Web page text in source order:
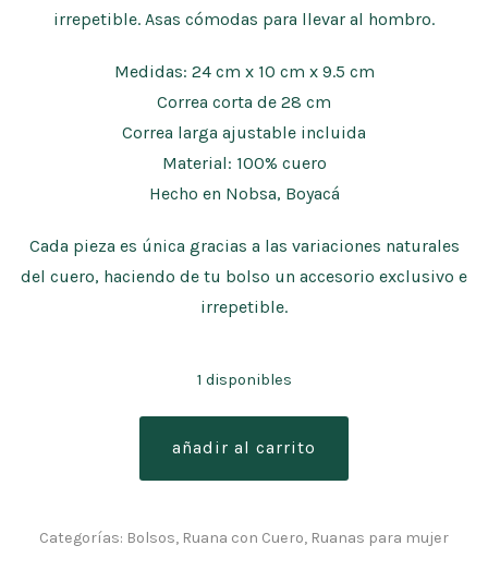
irrepetible. Asas cómodas para llevar al hombro.
Medidas: 24 cm x 10 cm x 9.5 cm
Correa corta de 28 cm
Correa larga ajustable incluida
Material: 100% cuero
Hecho en Nobsa, Boyacá
Cada pieza es única gracias a las variaciones naturales
del cuero, haciendo de tu bolso un accesorio exclusivo e
irrepetible.
1 disponibles
añadir al carrito
Categorías: Bolsos, Ruana con Cuero, Ruanas para mujer